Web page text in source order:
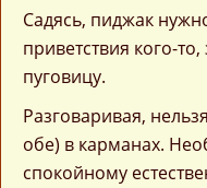
Садясь, пиджак
приветствия кого-
пуговицу.
Разговаривая,
обе) в карманах.
спокойному